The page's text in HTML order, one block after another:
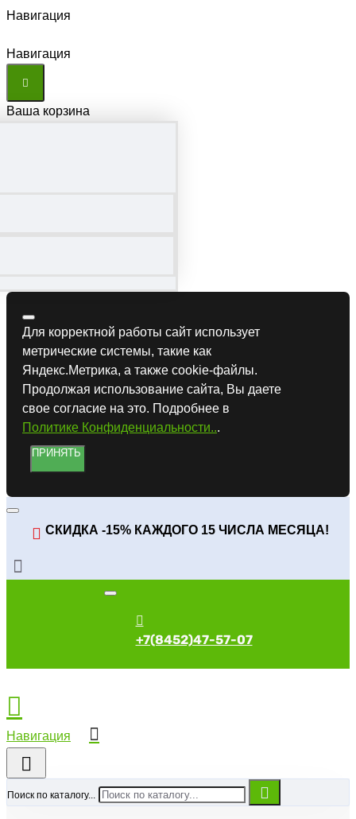
Навигация
Навигация
Ваша корзина
Для корректной работы сайт использует
метрические системы, такие как
Яндекс.Метрика, а также cookie-файлы.
Продолжая использование сайта, Вы даете
свое согласие на это. Подробнее в
Политике Конфиденциальности...
ПРИНЯТЬ
СКИДКА -15% КАЖДОГО 15 ЧИСЛА МЕСЯЦА!
+7(8452)47-57-07
Поиск по каталогу...